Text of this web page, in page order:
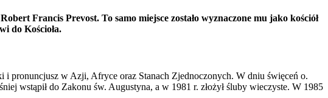
Francis Prevost. To samo miejsce zostało wyznaczone mu jako kościół
do Kościoła.
i pronuncjusz w Azji, Afryce oraz Stanach Zjednoczonych. W dniu święceń o.
wstąpił do Zakonu św. Augustyna, a w 1981 r. złożył śluby wieczyste. W 1985